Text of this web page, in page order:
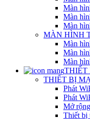
Màn
Màn
Màn
MÀN HÌNH
Màn
Màn
Màn
THIẾT
THIẾT BỊ
Phát
Phát
Mở
Thiết bị